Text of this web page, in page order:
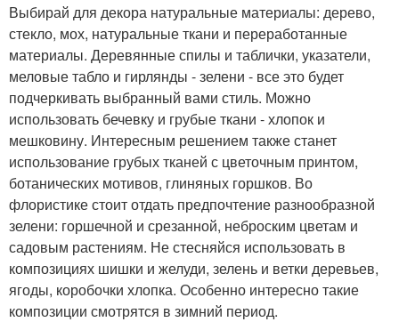
Выбирай для декора натуральные материалы: дерево,
стекло, мох, натуральные ткани и переработанные
материалы. Деревянные спилы и таблички, указатели,
меловые табло и гирлянды - зелени - все это будет
подчеркивать выбранный вами стиль. Можно
использовать бечевку и грубые ткани - хлопок и
мешковину. Интересным решением также станет
использование грубых тканей с цветочным принтом,
ботанических мотивов, глиняных горшков. Во
флористике стоит отдать предпочтение разнообразной
зелени: горшечной и срезанной, неброским цветам и
садовым растениям. Не стесняйся использовать в
композициях шишки и желуди, зелень и ветки деревьев,
ягоды, коробочки хлопка. Особенно интересно такие
композиции смотрятся в зимний период.